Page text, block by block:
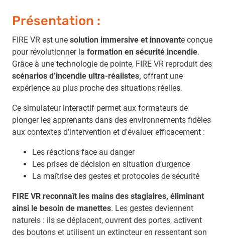
Présentation :
FIRE VR est une solution immersive et innovante conçue
pour révolutionner la formation en sécurité incendie.
Grâce à une technologie de pointe, FIRE VR reproduit des
scénarios d’incendie ultra-réalistes, offrant une
expérience au plus proche des situations réelles.
Ce simulateur interactif permet aux formateurs de
plonger les apprenants dans des environnements fidèles
aux contextes d’intervention et d'évaluer efficacement :
Les réactions face au danger
Les prises de décision en situation d’urgence
La maîtrise des gestes et protocoles de sécurité
FIRE VR reconnaît les mains des stagiaires, éliminant
ainsi le besoin de manettes. Les gestes deviennent
naturels : ils se déplacent, ouvrent des portes, activent
des boutons et utilisent un extincteur en ressentant son